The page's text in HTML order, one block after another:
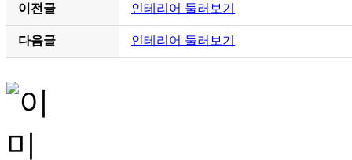
이전글 인테리어 둘러보기
다음글 인테리어 둘러보기